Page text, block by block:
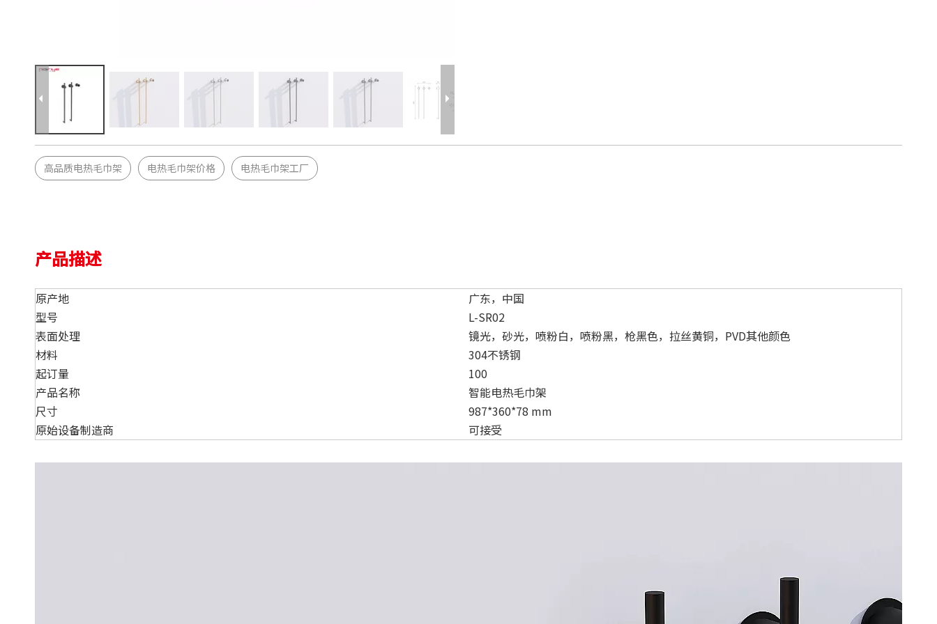
高品质电热毛巾架 电热毛巾架价格 电热毛巾架工厂
产品描述
原产地
广东，中国
型号
L-SR02
表面处理
镜光，砂光，喷粉白，喷粉黑，枪黑色，拉丝黄铜，PVD其他颜色
材料
304不锈钢
起订量
100
产品名称
智能电热毛巾架
尺寸
987*360*78 mm
原始设备制造商
可接受